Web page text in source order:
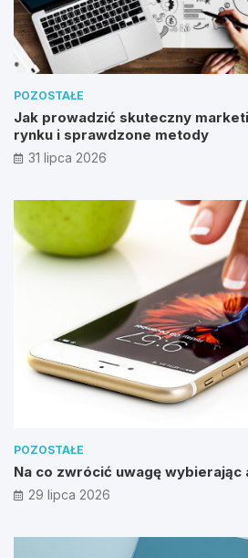
POZOSTAŁE
Jak prowadzić skuteczny
rynku i sprawdzone metody
31 lipca 2026
POZOSTAŁE
Na co zwrócić uwagę wybierając
29 lipca 2026